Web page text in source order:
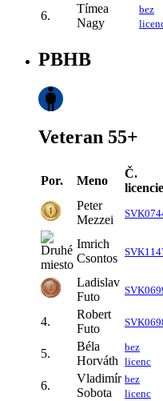
6.
Tímea
Nagy
bez
PBHB
Veteran 55+
Por. Meno
Č.
licencie
Peter
Mezzei
Imrich
Csontos
Ladislav
Futo
4.
Robert
Futo
5.
Béla
Horváth
bez
licenc
6.
Vladimír
Sobota
bez
licenc